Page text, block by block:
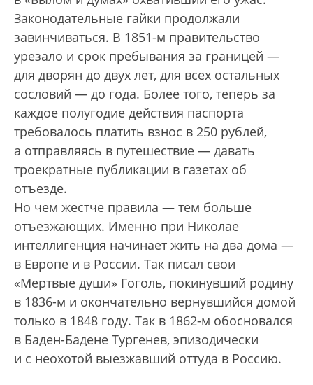
Законодательные гайки продолжали
завинчиваться. В 1851-м правительство
урезало и срок пребывания за границей —
для дворян до двух лет, для всех остальных
сословий — до года. Более того, теперь за
каждое полугодие действия паспорта
требовалось платить взнос в 250 рублей,
а отправляясь в путешествие — давать
троекратные публикации в газетах об
отъезде.
Но чем жестче правила — тем больше
отъезжающих. Именно при Николае
интеллигенция начинает жить на два дома —
в Европе и в России. Так писал свои
«Мертвые души» Гоголь, покинувший родину
в 1836-м и окончательно вернувшийся домой
только в 1848 году. Так в 1862-м обосновался
в Баден-Бадене Тургенев, эпизодически
и с неохотой выезжавший оттуда в Россию.